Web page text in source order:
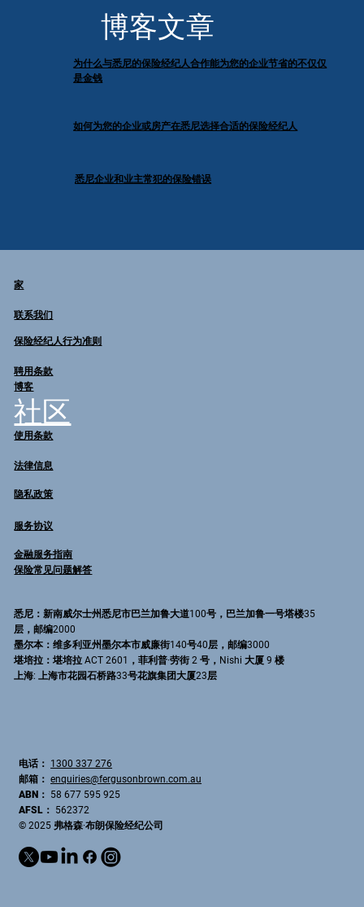
为什么与悉尼的保险经纪人合作能为您的企业节省的不仅仅
是金钱
如何为您的企业或房产在悉尼选择合适的保险经纪人
悉尼企业和业主常犯的保险错误
博客文章
家
联系我们
保险经纪人行为准则
聘用条款
博客
社区
使用条款
法律信息
隐私政策
服务协议
金融服务指南
保险常见问题解答
悉尼 ：新南威尔士州悉尼市巴兰加鲁大道100号，巴兰加鲁一号塔楼35
层，邮编2000
墨尔本 ：维多利亚州墨尔本市威廉街140号40层，邮编3000
堪培拉 ：堪培拉 ACT 2601，菲利普·劳街 2 号，Nishi 大厦 9 楼
上海: 上海市花园石桥路33号花旗集团大厦23层
电话： 1300 337 276
邮箱： enquiries@fergusonbrown.com.au
ABN： 58 677 595 925
AFSL： 562372
© 2025 弗格森·布朗保险经纪公司